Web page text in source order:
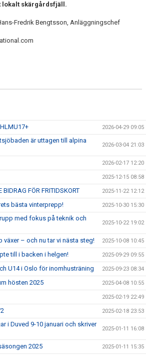
lokalt skärgårdsfjäll.
Fredrik Bengtsson, Anläggningschef
2026-04-29 09:05
är uttagen till alpina
2026-03-04 21:03
2026-02-17 12:20
2025-12-15 08:58
FÖR FRITIDSKORT 2025-11-22 12:12
bästa vinterprepp! 2025-10-30 15:30
med fokus på teknik och
2025-10-22 19:02
– och nu tar vi nästa steg! 2025-10-08 10:45
till i backen i helgen! 2025-09-29 09:55
U14 i Oslo för inomhusträning 2025-09-23 08:34
hösten 2025 2025-04-08 10:55
2025-02-19 22:49
2025-02-18 23:53
i Duved 9-10 januari och skriver
2025-01-11 16:08
2025 2025-01-11 15:35